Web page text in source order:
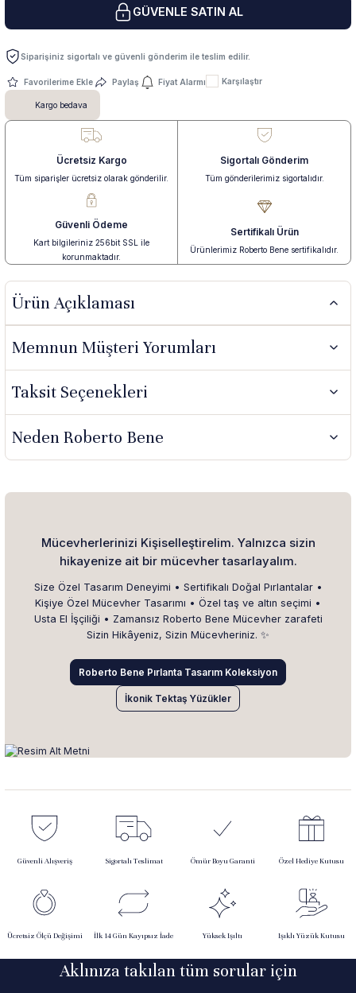
GÜVENLE SATIN AL
Siparişiniz sigortalı ve güvenli gönderim ile teslim edilir.
Paylaş Fiyat Alarmı Karşılaştır
Kargo bedava
Ücretsiz Kargo
Tüm siparişler ücretsiz olarak gönderilir.
Sigortalı Gönderim
Tüm gönderilerimiz sigortalıdır.
Güvenli Ödeme
Kart bilgileriniz 256bit SSL ile
korunmaktadır.
Sertifikalı Ürün
Ürünlerimiz Roberto Bene sertifikalıdır.
Ürün Açıklaması
Memnun Müşteri Yorumları
Taksit Seçenekleri
Neden Roberto Bene
Mücevherlerinizi Kişiselleştirelim. Yalnızca sizin
hikayenize ait bir mücevher tasarlayalım.
Size Özel Tasarım Deneyimi • Sertifikalı Doğal Pırlantalar •
Kişiye Özel Mücevher Tasarımı • Özel taş ve altın seçimi •
Usta El İşçiliği • Zamansız Roberto Bene Mücevher zarafeti
Sizin Hikâyeniz, Sizin Mücevheriniz. ✨
Roberto Bene Pırlanta Tasarım Koleksiyon
İkonik Tektaş Yüzükler
Güvenli Alışveriş Sigortalı Teslimat Ömür Boyu Garanti Özel Hediye Kutusu
Ücretsiz Ölçü Değişimi İlk 14 Gün Kayıpsız İade Yüksek Işıltı Işıklı Yüzük Kutusu
Aklınıza takılan tüm sorular için